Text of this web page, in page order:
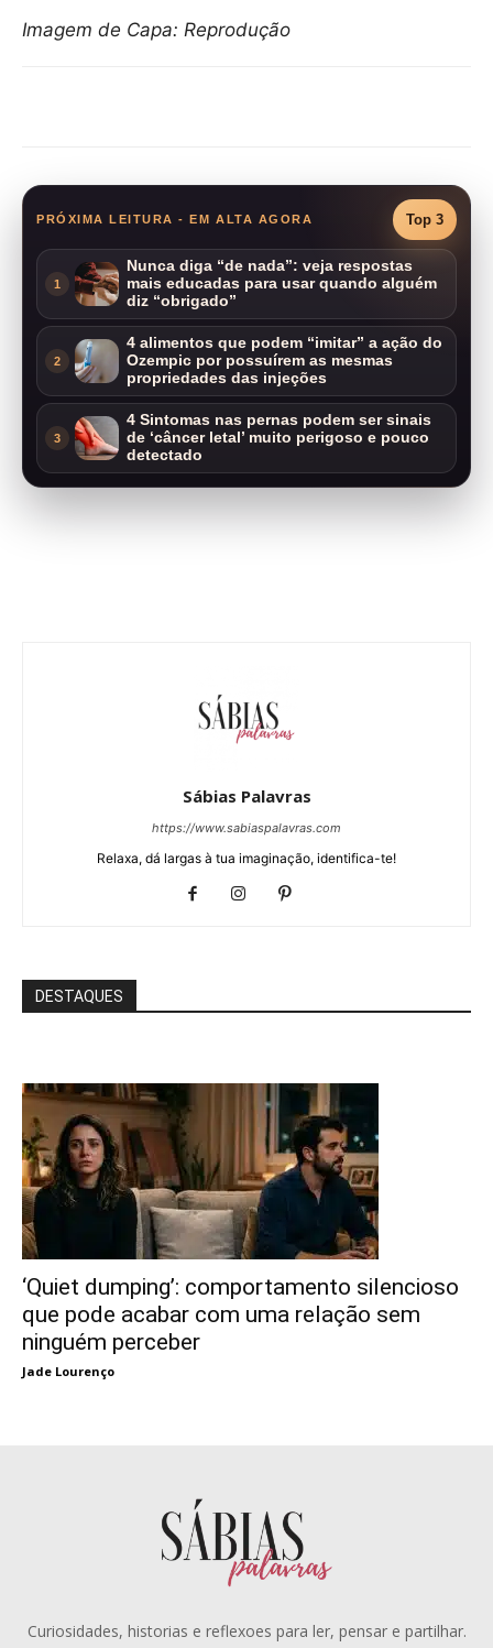
Imagem de Capa: Reprodução
PRÓXIMA LEITURA - EM ALTA AGORA Top 3
1
Nunca diga “de nada”: veja respostas
mais educadas para usar quando alguém
diz “obrigado”
2
4 alimentos que podem “imitar” a ação do
Ozempic por possuírem as mesmas
propriedades das injeções
3
4 Sintomas nas pernas podem ser sinais
de ‘câncer letal’ muito perigoso e pouco
detectado
Sábias Palavras
https://www.sabiaspalavras.com
Relaxa, dá largas à tua imaginação, identifica-te!
DESTAQUES
‘Quiet dumping’: comportamento silencioso
que pode acabar com uma relação sem
ninguém perceber
Jade Lourenço
Curiosidades, historias e reflexoes para ler, pensar e partilhar.